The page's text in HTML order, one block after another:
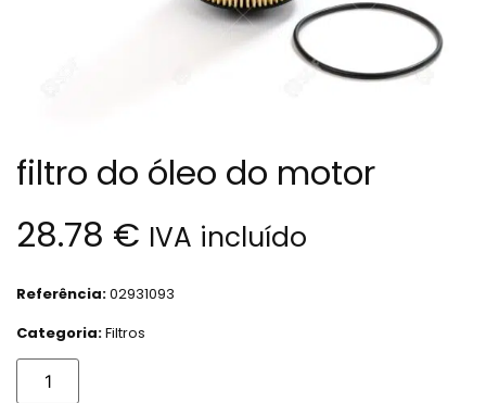
filtro do óleo do motor
28.78 € IVA incluído
Referência:02931093
Categoria:Filtros